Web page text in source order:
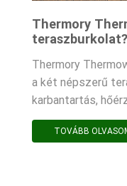
Thermory
Thermory
a két népszerű
karbantartás,
TOVÁBB